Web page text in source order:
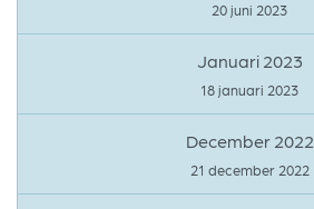
20 juni 2023
Januari 2023
18 januari 2023
December 2022
21 december 2022